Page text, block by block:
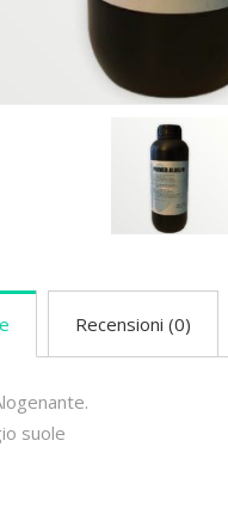
Recensioni (0)
suole